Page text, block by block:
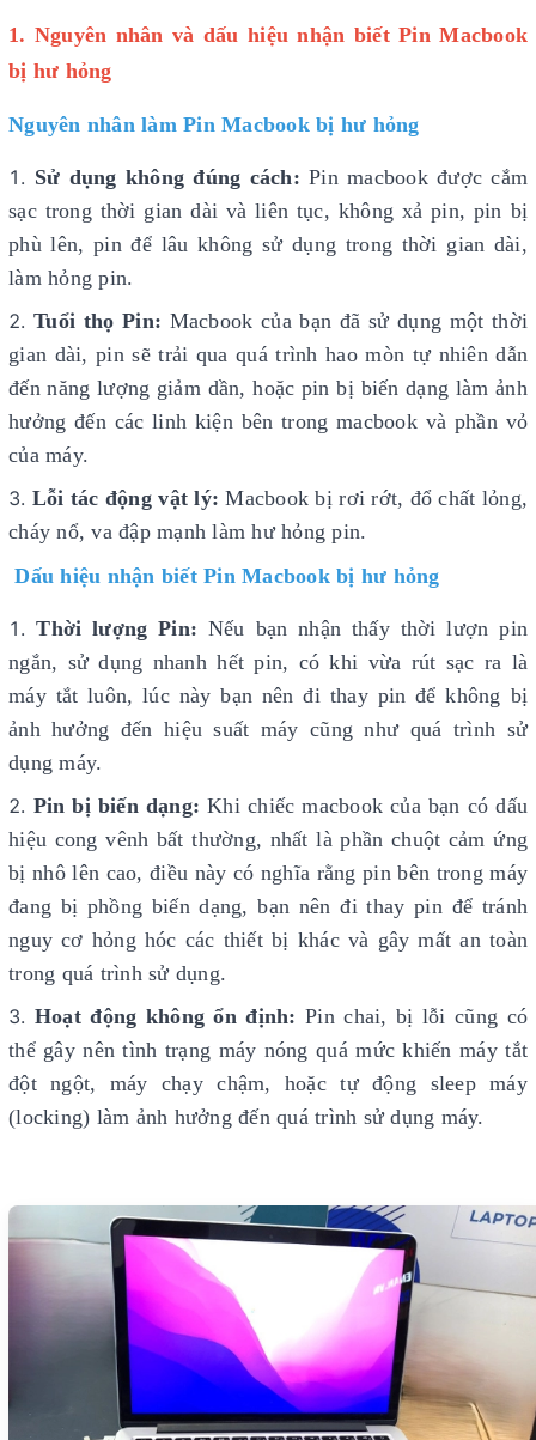
1. Nguyên nhân và dấu hiệu nhận biết Pin Macbook
bị hư hỏng
Nguyên nhân làm Pin Macbook bị hư hỏng
Sử dụng không đúng cách: Pin macbook được cắm
sạc trong thời gian dài và liên tục, không xả pin, pin bị
phù lên, pin để lâu không sử dụng trong thời gian dài,
làm hỏng pin.
Tuổi thọ Pin: Macbook của bạn đã sử dụng một thời
gian dài, pin sẽ trải qua quá trình hao mòn tự nhiên dẫn
đến năng lượng giảm dần, hoặc pin bị biến dạng làm ảnh
hưởng đến các linh kiện bên trong macbook và phần vỏ
của máy.
Lỗi tác động vật lý: Macbook bị rơi rớt, đổ chất lỏng,
cháy nổ, va đập mạnh làm hư hỏng pin.
Dấu hiệu nhận biết Pin Macbook bị hư hỏng
Thời lượng Pin: Nếu bạn nhận thấy thời lượn pin
ngắn, sử dụng nhanh hết pin, có khi vừa rút sạc ra là
máy tắt luôn, lúc này bạn nên đi thay pin để không bị
ảnh hưởng đến hiệu suất máy cũng như quá trình sử
dụng máy.
Pin bị biến dạng: Khi chiếc macbook của bạn có dấu
hiệu cong vênh bất thường, nhất là phần chuột cảm ứng
bị nhô lên cao, điều này có nghĩa rằng pin bên trong máy
đang bị phồng biến dạng, bạn nên đi thay pin để tránh
nguy cơ hỏng hóc các thiết bị khác và gây mất an toàn
trong quá trình sử dụng.
Hoạt động không ổn định:Pin chai, bị lỗi cũng có
thể gây nên tình trạng máy nóng quá mức khiến máy tắt
đột ngột, máy chạy chậm, hoặc tự động sleep máy
(locking) làm ảnh hưởng đến quá trình sử dụng máy.